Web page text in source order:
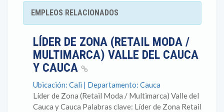
EMPLEOS RELACIONADOS
LÍDER DE ZONA (RETAIL MODA /
MULTIMARCA) VALLE DEL CAUCA
Y CAUCA
Ubicación: Cali | Departamento: Cauca
Líder de Zona (Retail Moda / Multimarca) Valle del
Cauca y Cauca Palabras clave: Líder de Zona Retail